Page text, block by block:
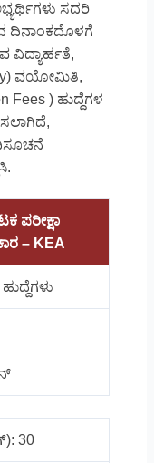
ಸದರಿ
ದಿನಾಂಕದೊಳಗೆ
ವಿದ್ಯಾರ್ಹತೆ,
ವಯೋಮಿತಿ,
Fees ) ಹುದ್ದೆಗಳ
ಪರೀಕ್ಷಾ
– KEA
30